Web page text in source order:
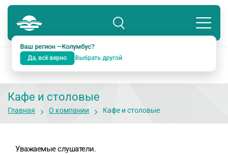
Колумбус
Подразделение: Екатеринбург
Ваш регион —Колумбус?
Да, всё верно Выбрать другой
8 800 234-18-38
Кафе и столовые
Главная О компании Кафе и столовые
Уважаемые слушатели.